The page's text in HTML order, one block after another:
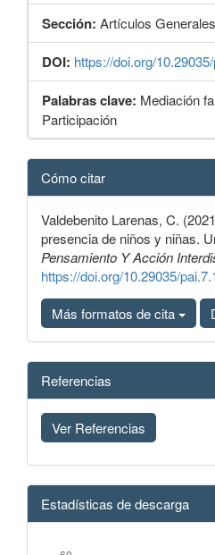
Sección: Artículos Generales
DOI: https://doi.org/
Palabras clave: Mediación
Participación
Detalles
del
artículo
Cómo citar
Valdebenito Larenas, C.
presencia de niños y niñas.
Pensamiento Y Acción
https://doi.org/10.29035/
Más formatos de cita
Referencias
Ver Referencias
Estadísticas de descarga